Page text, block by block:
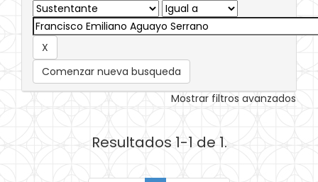
Comenzar nueva busqueda
Mostrar filtros avanzados
Resultados 1-1 de 1.